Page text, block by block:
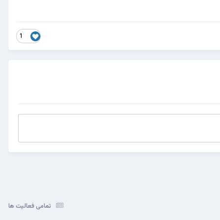
1
تمامی فعالیت ها